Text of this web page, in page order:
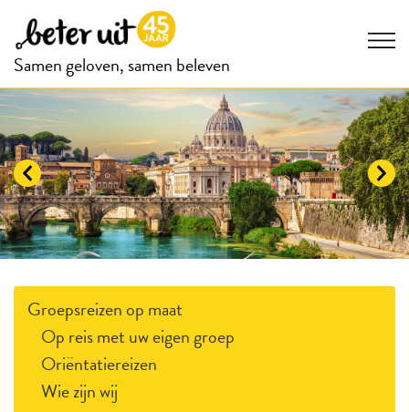
Samen geloven, samen beleven
Groepsreizen op maat
Op reis met uw eigen groep
Oriëntatiereizen
Wie zijn wij